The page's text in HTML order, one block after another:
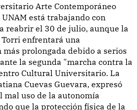
UNAM está trabajando con
reabrir el 30 de julio, aunque la
enfrentará una
más prolongada debido a serios
la segunda "marcha contra la
Cultural Universitario. La
Cuevas Guevara, expresó
mal uso de la autonomía
que la protección física de la